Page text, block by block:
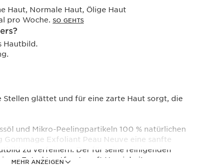
MEHR ANZEIGEN
Haut, Normale Haut, Ölige Haut
pro Woche. SO GEHTS
Hautbild.
Stellen glättet und für eine zarte Haut sorgt, die
und Mikro-Peelingpartikeln 100 % natürlichen
Gommage Exfoliant Peau Neuve eine sanfte
zu verfeinern. Der für seine reinigenden
Extrakt entfernt sanft Unreinheiten.